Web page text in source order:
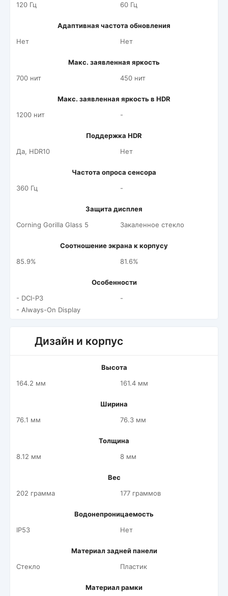
120 Гц
60 Гц
Адаптивная частота обновления
Нет
Нет
Макс. заявленная яркость
700 нит
450 нит
Макс. заявленная яркость в HDR
1200 нит
-
Поддержка HDR
Да, HDR10
Нет
Частота опроса сенсора
360 Гц
-
Защита дисплея
Corning Gorilla Glass 5
Закаленное стекло
Соотношение экрана к корпусу
85.9%
81.6%
Особенности
- DCI-P3
- Always-On Display
-
Дизайн и корпус
Высота
164.2 мм
161.4 мм
Ширина
76.1 мм
76.3 мм
Толщина
8.12 мм
8 мм
Вес
202 грамма
177 граммов
Водонепроницаемость
IP53
Нет
Материал задней панели
Стекло
Пластик
Материал рамки